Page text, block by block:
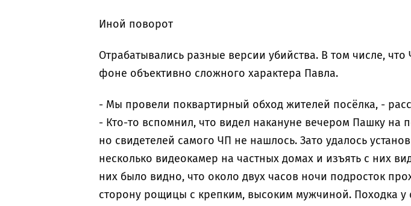
Иной поворот
Отрабатывались разные версии убийства. В том числе,
фоне объективно сложного характера Павла.
- Мы провели поквартирный обход жителей посёлка, -
- Кто-то вспомнил, что видел накануне вечером Пашку на
но свидетелей самого ЧП не нашлось. Зато удалось
несколько видеокамер на частных домах и изъять с них
них было видно, что около двух часов ночи подросток
сторону рощицы с крепким, высоким мужчиной. Походка у